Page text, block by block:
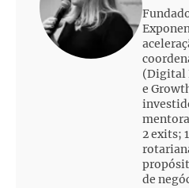
(Digital
e
2 exits;
de